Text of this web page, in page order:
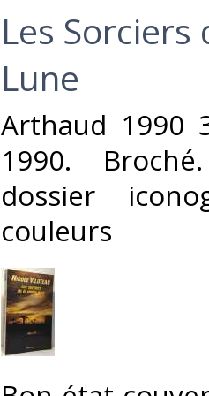
‎Les Sorciers
Lune‎
‎Arthaud 1990
1990.
dossier
couleurs‎